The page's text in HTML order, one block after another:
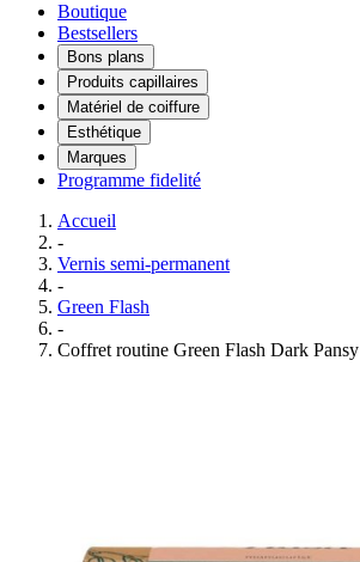
Boutique
Bestsellers
Bons plans
Produits capillaires
Matériel de coiffure
Esthétique
Marques
Programme fidelité
Accueil
-
Vernis semi-permanent
-
Green Flash
-
Coffret routine Green Flash Dark Pansy